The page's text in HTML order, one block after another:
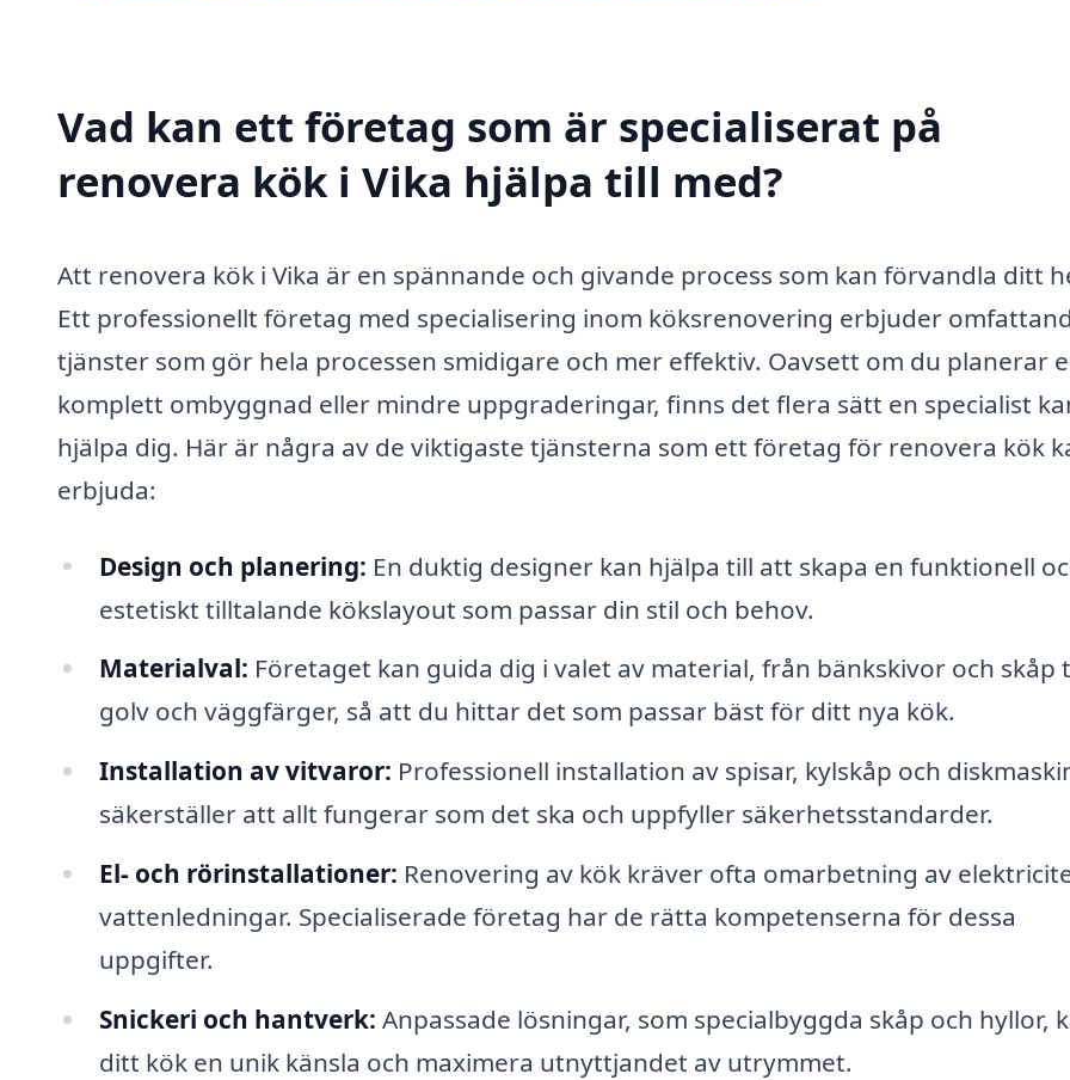
Vad kan ett företag som är specialiserat på
renovera kök i Vika hjälpa till med?
Att renovera kök i Vika är en spännande och givande process som kan förvandla ditt
Ett professionellt företag med specialisering inom köksrenovering erbjuder
tjänster som gör hela processen smidigare och mer effektiv. Oavsett om du planerar
komplett ombyggnad eller mindre uppgraderingar, finns det flera sätt en specialist
hjälpa dig. Här är några av de viktigaste tjänsterna som ett företag för renovera kök
erbjuda:
Design och planering: En duktig designer kan hjälpa till att skapa en funktionell
estetiskt tilltalande kökslayout som passar din stil och behov.
Materialval: Företaget kan guida dig i valet av material, från bänkskivor och skåp
golv och väggfärger, så att du hittar det som passar bäst för ditt nya kök.
Installation av vitvaror: Professionell installation av spisar, kylskåp och
säkerställer att allt fungerar som det ska och uppfyller säkerhetsstandarder.
El- och rörinstallationer: Renovering av kök kräver ofta omarbetning av
vattenledningar. Specialiserade företag har de rätta kompetenserna för dessa
uppgifter.
Snickeri och hantverk: Anpassade lösningar, som specialbyggda skåp och hyllor,
ditt kök en unik känsla och maximera utnyttjandet av utrymmet.